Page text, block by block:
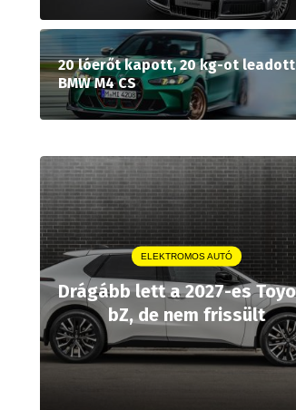
20 lóerőt kapott, 20 kg-ot
BMW M4 CS
ELEKTROMOS AUTÓ
Drágább lett a 2027-es
bZ, de nem frissült